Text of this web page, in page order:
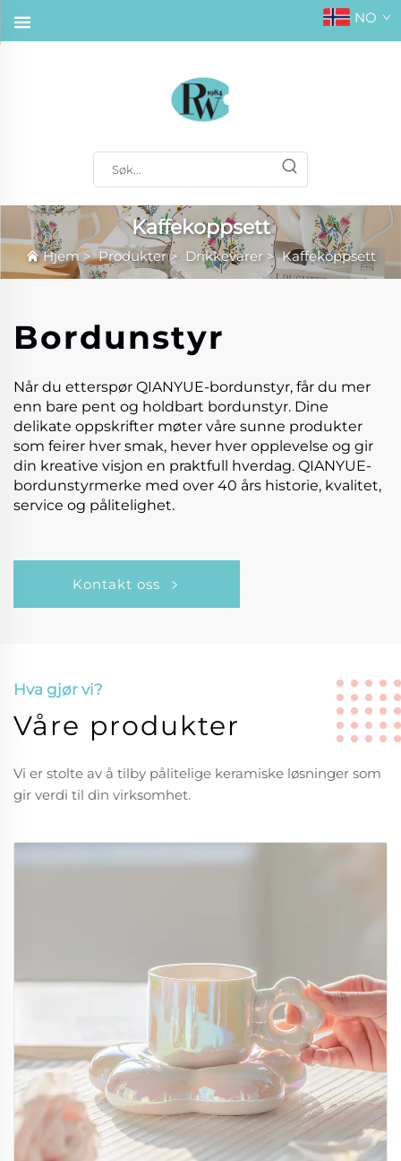
NO
Kaffekoppsett
Hjem>Produkter> Drikkevarer>Kaffekoppsett
Bordunstyr
Når du etterspør QIANYUE-bordunstyr, får du mer
enn bare pent og holdbart bordunstyr. Dine
delikate oppskrifter møter våre sunne produkter
som feirer hver smak, hever hver opplevelse og gir
din kreative visjon en praktfull hverdag. QIANYUE-
bordunstyrmerke med over 40 års historie, kvalitet,
service og pålitelighet.
Kontakt oss
Hva gjør vi?
Våre produkter
Vi er stolte av å tilby pålitelige keramiske løsninger som
gir verdi til din virksomhet.